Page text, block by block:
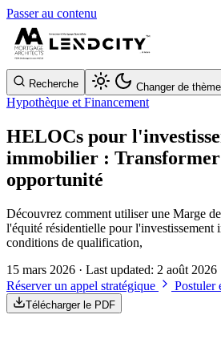
Passer au contenu
Recherche Changer de thème
Hypothèque et Financement
HELOCs pour
immobilier :
opportunité
Découvrez comment utiliser une Marge
l'équité résidentielle pour l'investissement
conditions de qualification,
15 mars 2026 · Last updated: 2 août 2026
Réserver un appel stratégique
Postuler
Télécharger le PDF